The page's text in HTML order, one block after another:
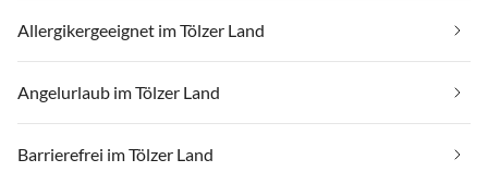
Allergikergeeignet im Tölzer Land
Angelurlaub im Tölzer Land
Barrierefrei im Tölzer Land